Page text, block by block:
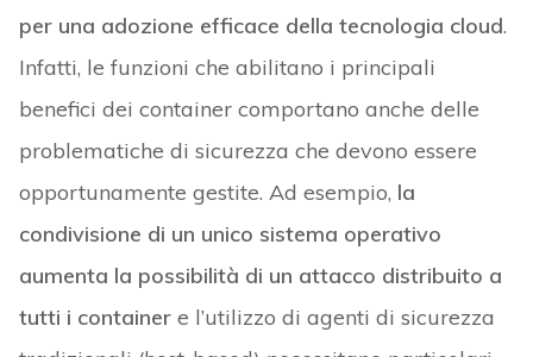
per una adozione efficace della tecnologia cloud.
Infatti, le funzioni che abilitano i principali
benefici dei container comportano anche delle
problematiche di sicurezza che devono essere
opportunamente gestite. Ad esempio, la
condivisione di un unico sistema operativo
aumenta la possibilità di un attacco distribuito a
tutti i containere l’utilizzo di agenti di sicurezza